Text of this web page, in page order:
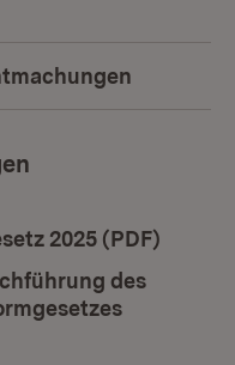
2025 (PDF)
des